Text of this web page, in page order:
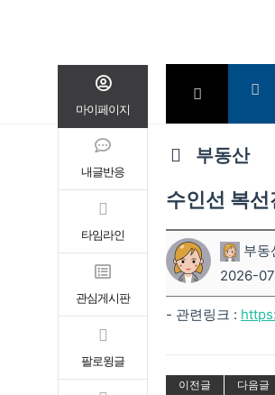
부동산
마이페이지
내글반응
타임라인
관심게시판
팔로윙글
수인선 복
부동
2026-
- 관련링크 :
이전글 다음글